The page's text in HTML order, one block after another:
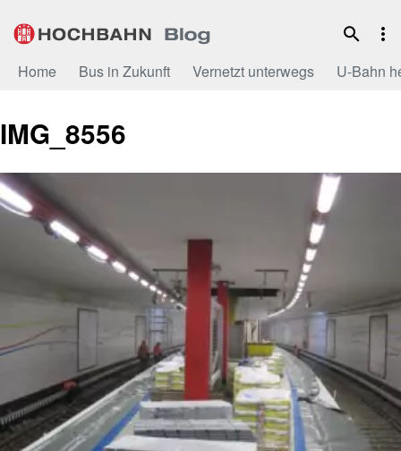
Inhalt
Home Bus in Zukunft Vernetzt unterwegs U-Bahn
IMG_8556